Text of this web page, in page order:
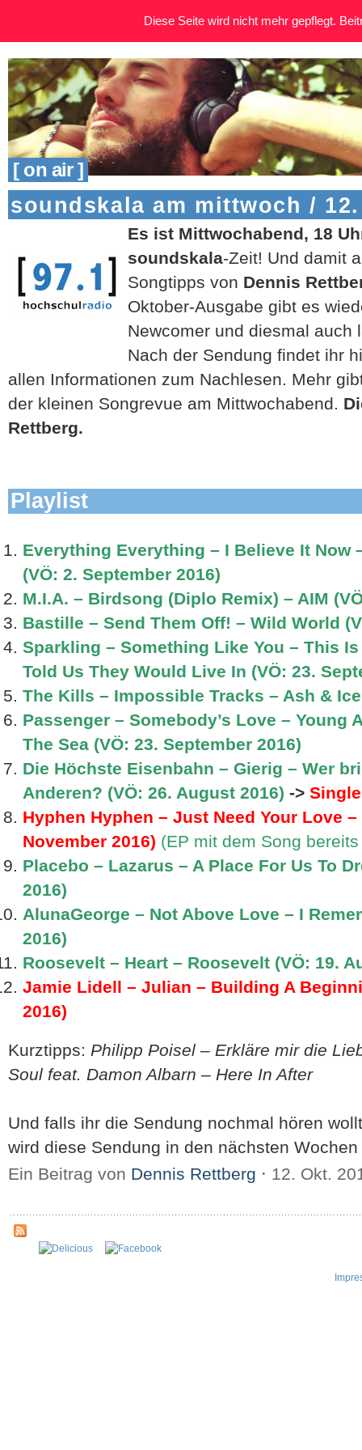
[ on air ]
soundskala am mittwoch /
Es ist Mittwochabend, 18
soundskala-Zeit! Und damit
Songtipps von Dennis
Oktober-Ausgabe gibt es
Newcomer und diesmal auch
Nach der Sendung findet ihr
allen Informationen zum Nachlesen. Mehr
der kleinen Songrevue am Mittwochabend.
Rettberg.
Playlist
Everything Everything – I Believe It Now
(VÖ: 2. September 2016)
M.I.A. – Birdsong (Diplo Remix) – AIM
Bastille – Send Them Off! – Wild World
Sparkling – Something Like You – This
Told Us They Would Live In (VÖ: 23.
The Kills – Impossible Tracks – Ash &
Passenger – Somebody’s Love – Young
The Sea (VÖ: 23. September 2016)
Die Höchste Eisenbahn – Gierig – Wer
Anderen? (VÖ: 26. August 2016) ->
Hyphen Hyphen – Just Need Your Love –
November 2016) (EP mit dem Song
Placebo – Lazarus – A Place For Us To
2016)
AlunaGeorge – Not Above Love – I
2016)
Roosevelt – Heart – Roosevelt (VÖ: 19.
Jamie Lidell – Julian – Building A
2016)
Kurztipps: Philipp Poisel – Erkläre mir die
Soul feat. Damon Albarn – Here In After
Und falls ihr die Sendung nochmal hören
wird diese Sendung in den nächsten
Ein Beitrag von Dennis Rettberg ⋅ 12. Okt.
Diese Seite wird nicht mehr gepflegt.